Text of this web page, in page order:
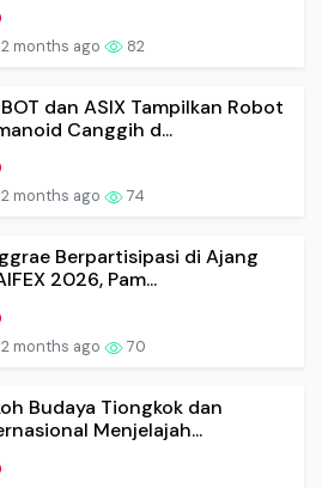
2 months ago 82
dan ASIX Tampilkan Robot
Canggih d...
2 months ago 74
Berpartisipasi di Ajang
2026, Pam...
2 months ago 70
Budaya Tiongkok dan
Menjelajah...